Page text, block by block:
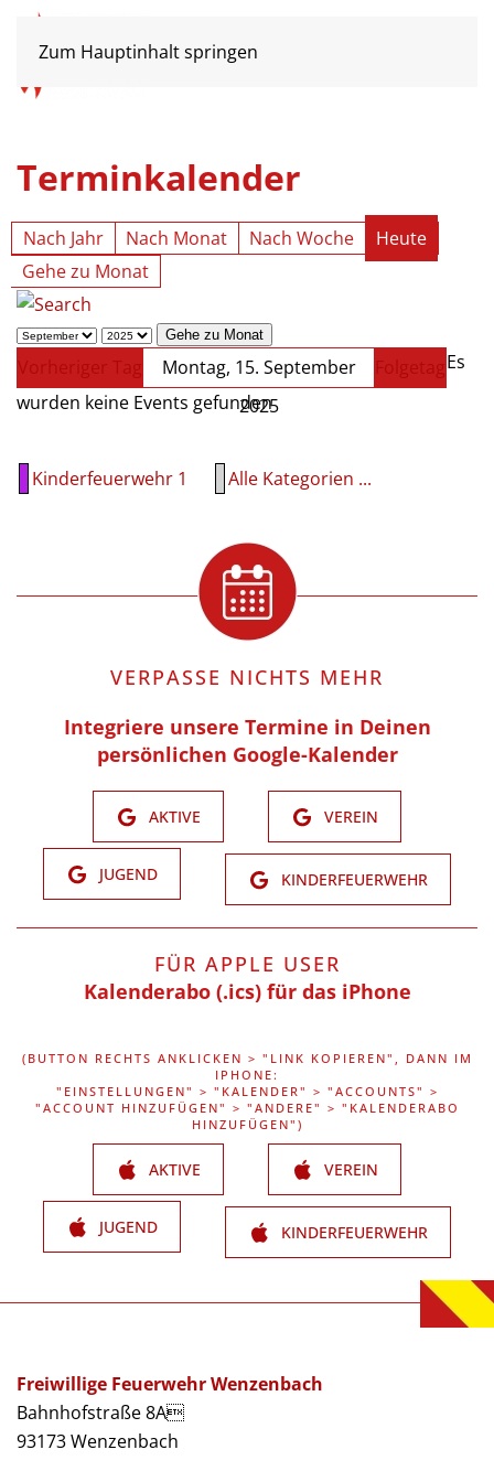
Zum Hauptinhalt springen
Terminkalender
Nach Jahr Nach Monat Nach Woche
Heute
Gehe zu Monat
Gehe zu Monat
Vorheriger Tag
Montag, 15. September
2025
FolgetagEs
wurden keine Events gefunden
Kinderfeuerwehr 1 Alle Kategorien ...
VERPASSE NICHTS MEHR
Integriere unsere Termine in Deinen
persönlichen Google-Kalender
AKTIVE VEREIN
JUGEND KINDERFEUERWEHR
FÜR APPLE USER
Kalenderabo (.ics) für das iPhone
(BUTTON RECHTS ANKLICKEN > "LINK KOPIEREN", DANN IM
IPHONE:
"EINSTELLUNGEN" > "KALENDER" > "ACCOUNTS" >
"ACCOUNT HINZUFÜGEN" > "ANDERE" > "KALENDERABO
HINZUFÜGEN")
AKTIVE VEREIN
JUGEND KINDERFEUERWEHR
Freiwillige Feuerwehr Wenzenbach
Bahnhofstraße 8A
93173 Wenzenbach